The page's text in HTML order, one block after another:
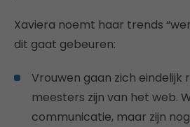
Xaviera noemt haar trends
dit gaat gebeuren:
Vrouwen gaan zich eindelijk
meesters zijn van het web.
communicatie, maar zijn